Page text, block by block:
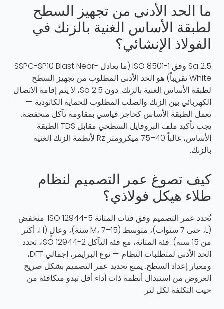
ما الحد الأدنى من تجهيز السطح
لطبقة الأساس الغنية بالزنك في
الفولاذ الإنشائي؟
Sa 2.5 وفق ISO 8501-1 (ما يعادل SSPC-SP10 Blast Near-
White تقريباً) هو الحد الأدنى المطلوب من تجهيز السطح
لطبقة الأساس الغنية بالزنك. دون Sa 2.5، لا يتم إقامة الاتصال
الكهربائي بين الزنك والصلب المطلوب للحماية الكاثودية —
تعمل الطبقة الأساس كحاجز قياسي بمقاومة تآكل منخفضة.
يجب تأكيد ملف البروفايل السطحي مقابل TDS الطبقة
الأساس، غالباً 40–75 ميكرومتر Rz لأنظمة الزنك الغنية
بالزنك.
كيف تصوغ عمر التصميم لنظام
طلاء هيكل فولاذي؟
تُحدد عمر التصميم وفق فئات المتانة ISO 12944-5: منخفض
(L، حتى 7 سنوات)، متوسط (M، 7–15 سنة)، وعالٍ (H، أكثر
من 15 سنة). فئة المتانة، مع فئة التآكل ISO 12944-2، تحدد
الحد الأدنى لمتطلبات النظام — نوع البرايمر، إجمالي DFT،
ومعيار إعداد السطح. يمنع تحديد عمر التصميم بشكل صريح
العروض من استبدال أنظمة ذات أداء أقل تبدو متكافئة من
حيث التكلفة لكل لتر.